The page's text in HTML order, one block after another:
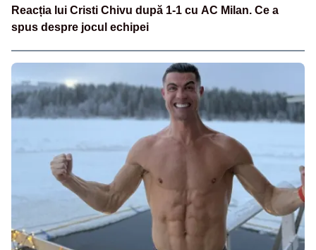
Reacția lui Cristi Chivu după 1-1 cu AC Milan. Ce a
spus despre jocul echipei